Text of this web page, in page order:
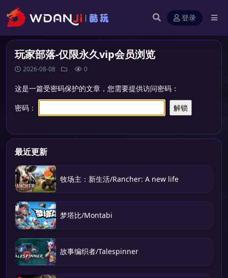
登录
玩家部落-仅限永久vip会员浏览
2026-08-08 0
这是一篇受密码保护的文章，您需要提供访问密码：
密码：
最近更新
牧场主：新生活/Rancher: A new life
梦塔比/Montabi
故事编织者/Talespinner